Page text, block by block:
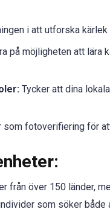
i att utforska
på möjligheten att lära
Tycker att dina
som fotoverifiering för
från över 150 länder,
som söker